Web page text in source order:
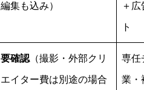
編集も込み） ＋
ト
要確認 （撮影・外部クリ
エイター費は別途の場合
専任
業・